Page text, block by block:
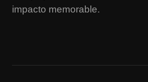
impacto memorable.